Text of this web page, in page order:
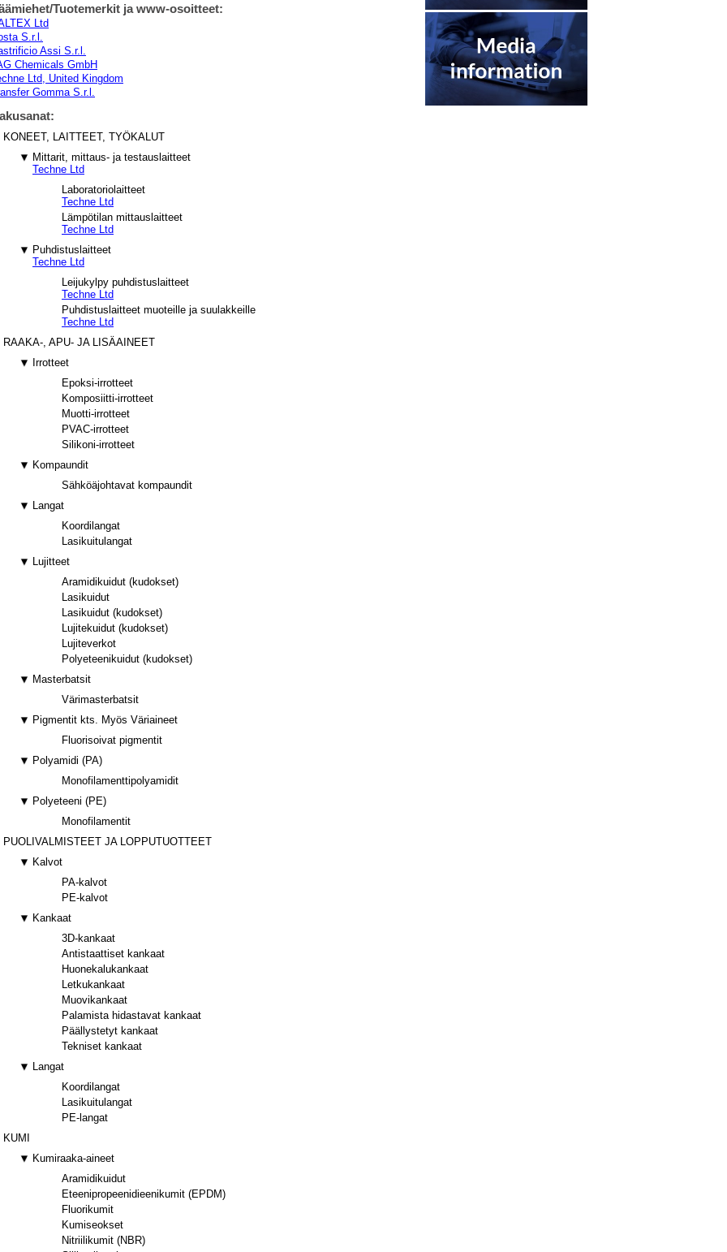
Tuotemerkit ja www-osoitteet:
Ltd
S.r.l.
Assi S.r.l.
Chemicals GmbH
Ltd, United Kingdom
Gomma S.r.l.
KONEET, LAITTEET, TYÖKALUT
Mittarit, mittaus- ja testauslaitteet
Techne Ltd
Laboratoriolaitteet
Techne Ltd
Lämpötilan mittauslaitteet
Techne Ltd
Puhdistuslaitteet
Techne Ltd
Leijukylpy puhdistuslaitteet
Techne Ltd
Puhdistuslaitteet muoteille ja suulakkeille
Techne Ltd
RAAKA-, APU- JA LISÄAINEET
Irrotteet
Epoksi-irrotteet
Komposiitti-irrotteet
Muotti-irrotteet
PVAC-irrotteet
Silikoni-irrotteet
Kompaundit
Sähköäjohtavat kompaundit
Langat
Koordilangat
Lasikuitulangat
Lujitteet
Aramidikuidut (kudokset)
Lasikuidut
Lasikuidut (kudokset)
Lujitekuidut (kudokset)
Lujiteverkot
Polyeteenikuidut (kudokset)
Masterbatsit
Värimasterbatsit
Pigmentit kts. Myös Väriaineet
Fluorisoivat pigmentit
Polyamidi (PA)
Monofilamenttipolyamidit
Polyeteeni (PE)
Monofilamentit
PUOLIVALMISTEET JA LOPPUTUOTTEET
Kalvot
PA-kalvot
PE-kalvot
Kankaat
3D-kankaat
Antistaattiset kankaat
Huonekalukankaat
Letkukankaat
Muovikankaat
Palamista hidastavat kankaat
Päällystetyt kankaat
Tekniset kankaat
Langat
Koordilangat
Lasikuitulangat
PE-langat
KUMI
Kumiraaka-aineet
Aramidikuidut
Eteenipropeenidieenikumit (EPDM)
Fluorikumit
Kumiseokset
Nitriilikumit (NBR)